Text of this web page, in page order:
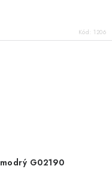
Kód: 1206
G02190